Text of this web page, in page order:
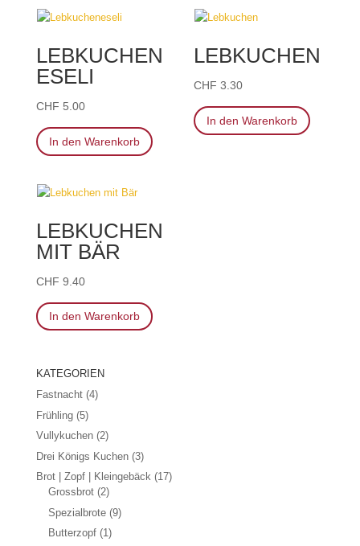
LEBKUCHEN
ESELI
CHF 5.00
In den Warenkorb
LEBKUCHEN
CHF 3.30
In den Warenkorb
LEBKUCHEN
MIT BÄR
CHF 9.40
In den Warenkorb
KATEGORIEN
Fastnacht (4)
Frühling (5)
Vullykuchen (2)
Drei Königs Kuchen (3)
Brot | Zopf | Kleingebäck (17)
Grossbrot (2)
Spezialbrote (9)
Butterzopf (1)